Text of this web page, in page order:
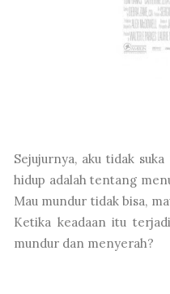
Sejujurnya, aku tidak
hidup adalah tentang
Mau mundur tidak bisa,
Ketika keadaan itu
mundur dan menyerah?